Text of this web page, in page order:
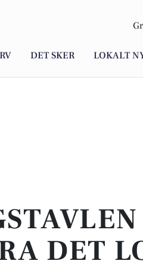
DET SKER LOKALT
DET